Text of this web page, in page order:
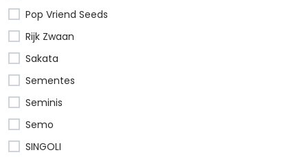
Pop Vriend Seeds
Rijk Zwaan
Sakata
Sementes
Seminis
Semo
SINGOLI